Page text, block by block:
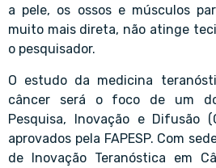
a pele, os ossos e músculos
muito mais direta, não atinge
o pesquisador.
O estudo da medicina
câncer será o foco de um
Pesquisa, Inovação e Difusão (
aprovados pela FAPESP. Com
de Inovação Teranóstica em